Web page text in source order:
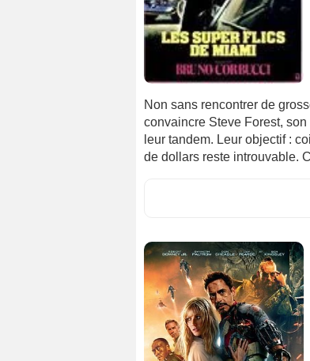
Non sans rencontrer de
convaincre Steve Forest,
leur tandem. Leur objectif :
de dollars reste introuvable.